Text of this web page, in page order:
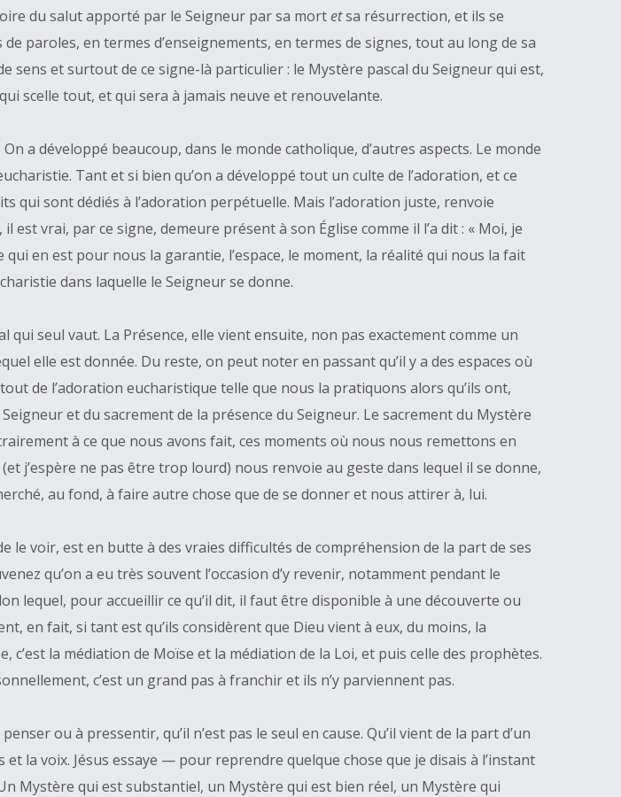
du salut apporté par le Seigneur par sa mortetsa résurrection, et ils se
paroles, en termes d’enseignements, en termes de signes, tout au long de sa
et surtout de ce signe-là particulier : le Mystère pascal du Seigneur qui est,
scelle tout, et qui sera à jamais neuve et renouvelante.
a développé beaucoup, dans le monde catholique, d’autres aspects. Le monde
Tant et si bien qu’on a développé tout un culte de l’adoration, et ce
sont dédiés à l’adoration perpétuelle. Mais l’adoration juste, renvoie
vrai, par ce signe, demeure présent à son Église comme il l’a dit : « Moi, je
en est pour nous la garantie, l’espace, le moment, la réalité qui nous la fait
dans laquelle le Seigneur se donne.
seul vaut. La Présence, elle vient ensuite, non pas exactement comme un
elle est donnée. Du reste, on peut noter en passant qu’il y a des espaces où
de l’adoration eucharistique telle que nous la pratiquons alors qu’ils ont,
et du sacrement de la présence du Seigneur. Le sacrement du Mystère
à ce que nous avons fait, ces moments où nous nous remettons en
j’espère ne pas être trop lourd) nous renvoie au geste dans lequel il se donne,
au fond, à faire autre chose que de se donner et nous attirer à, lui.
le voir, est en butte à des vraies difficultés de compréhension de la part de ses
qu’on a eu très souvent l’occasion d’y revenir, notamment pendant le
lequel, pour accueillir ce qu’il dit, il faut être disponible à une découverte ou
en fait, si tant est qu’ils considèrent que Dieu vient à eux, du moins, la
la médiation de Moïse et la médiation de la Loi, et puis celle des prophètes.
c’est un grand pas à franchir et ils n’y parviennent pas.
ou à pressentir, qu’il n’est pas le seul en cause. Qu’il vient de la part d’un
la voix. Jésus essaye — pour reprendre quelque chose que je disais à l’instant
Mystère qui est substantiel, un Mystère qui est bien réel, un Mystère qui